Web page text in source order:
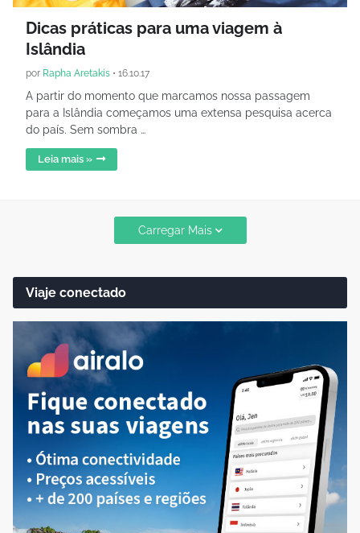
Dicas práticas para uma viagem à
Islândia
por Rapha Aretakis • 16.10.17
A partir do momento que marcamos nossa passagem
para a Islândia começamos uma extensa pesquisa acerca
do país. Sem sombra …
Leia mais »
Carregar Mais
Viaje conectado